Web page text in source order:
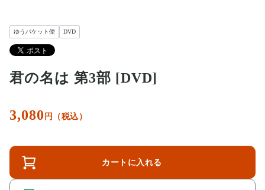
ゆうパケット便 DVD
君の名は 第3部 [DVD]
3,080 円（税込）
カートに入れる